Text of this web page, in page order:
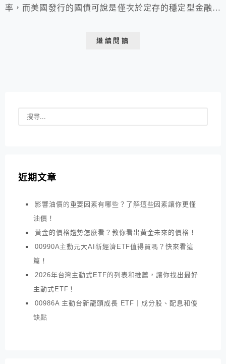
率，而美國發行的國債可說是僅次於定存的穩定型金融商
率！讓大家隨時掌握美國國債的脈動。
繼續閱讀
近期文章
影響油價的重要因素有哪些？了解這些因素讓你更懂
油價！
黃金的價格趨勢怎麼看？教你看出黃金未來的價格！
00990A主動元大AI新經濟ETF值得買嗎？快來看這
篇！
2026年台灣主動式ETF的列表和推薦，讓你找出最好
主動式ETF！
00986A 主動台新龍頭成長 ETF｜成分股、配息和優
缺點